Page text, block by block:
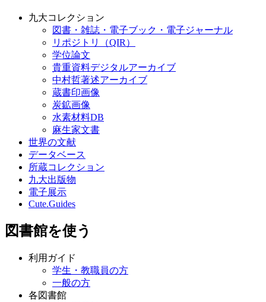
九大コレクション
図書・雑誌・電子ブック・電子ジャーナル
リポジトリ（QIR）
学位論文
貴重資料デジタルアーカイブ
中村哲著述アーカイブ
蔵書印画像
炭鉱画像
水素材料DB
麻生家文書
世界の文献
データベース
所蔵コレクション
九大出版物
電子展示
Cute.Guides
図書館を使う
利用ガイド
学生・教職員の方
一般の方
各図書館